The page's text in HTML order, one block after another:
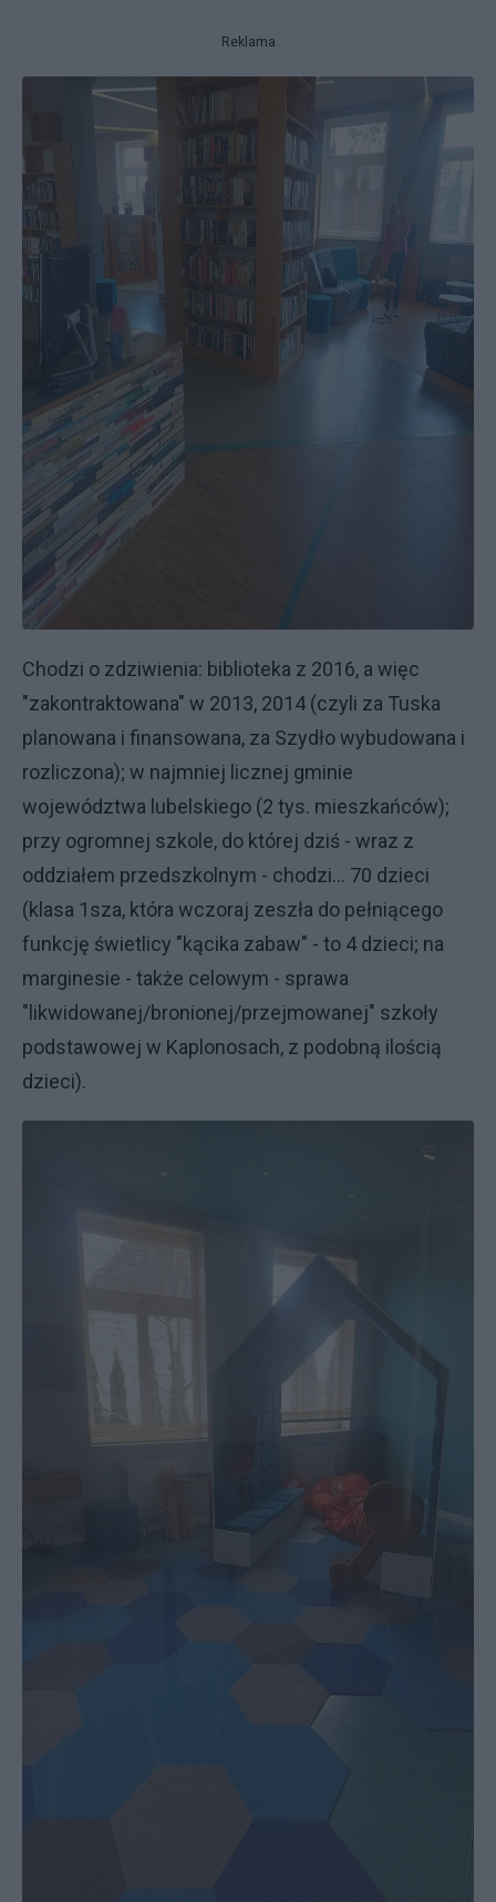
Reklama
Chodzi o zdziwienia: biblioteka z 2016, a więc
"zakontraktowana" w 2013, 2014 (czyli za Tuska
planowana i finansowana, za Szydło wybudowana i
rozliczona); w najmniej licznej gminie
województwa lubelskiego (2 tys. mieszkańców);
przy ogromnej szkole, do której dziś - wraz z
oddziałem przedszkolnym - chodzi... 70 dzieci
(klasa 1sza, która wczoraj zeszła do pełniącego
funkcję świetlicy "kącika zabaw" - to 4 dzieci; na
marginesie - także celowym - sprawa
"likwidowanej/bronionej/przejmowanej" szkoły
podstawowej w Kaplonosach, z podobną ilością
dzieci).